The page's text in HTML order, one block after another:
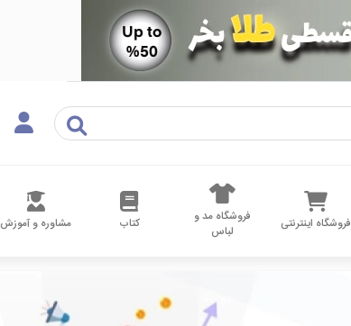
فروشگاه اینترنتی
فروشگاه مد و
لباس
کتاب مشاوره و آموزش